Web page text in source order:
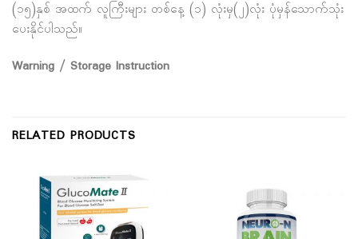
(၁၅)နှစ် အထက် လူကြီးများ တစ်နေ့ (၁) လုံးမှ(၂)လုံး ပုံမှန်သောက်သုံး
ပေးနိုင်ပါသည်။
Warning / Storage Instruction
RELATED PRODUCTS